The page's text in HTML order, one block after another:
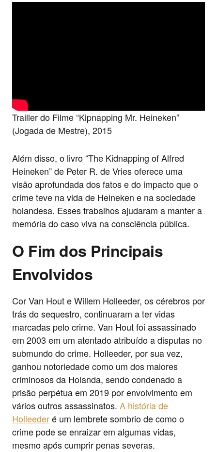
Trailler do Filme “Kipnapping Mr. Heineken”
(Jogada de Mestre), 2015
Além disso, o livro “The Kidnapping of Alfred
Heineken” de Peter R. de Vries oferece uma
visão aprofundada dos fatos e do impacto que o
crime teve na vida de Heineken e na sociedade
holandesa. Esses trabalhos ajudaram a manter a
memória do caso viva na consciência pública.
O Fim dos Principais
Envolvidos
Cor Van Hout e Willem Holleeder, os cérebros por
trás do sequestro, continuaram a ter vidas
marcadas pelo crime. Van Hout foi assassinado
em 2003 em um atentado atribuído a disputas no
submundo do crime. Holleeder, por sua vez,
ganhou notoriedade como um dos maiores
criminosos da Holanda, sendo condenado a
prisão perpétua em 2019 por envolvimento em
vários outros assassinatos. A história de
Holleederé um lembrete sombrio de como o
crime pode se enraizar em algumas vidas,
mesmo após cumprir penas severas.